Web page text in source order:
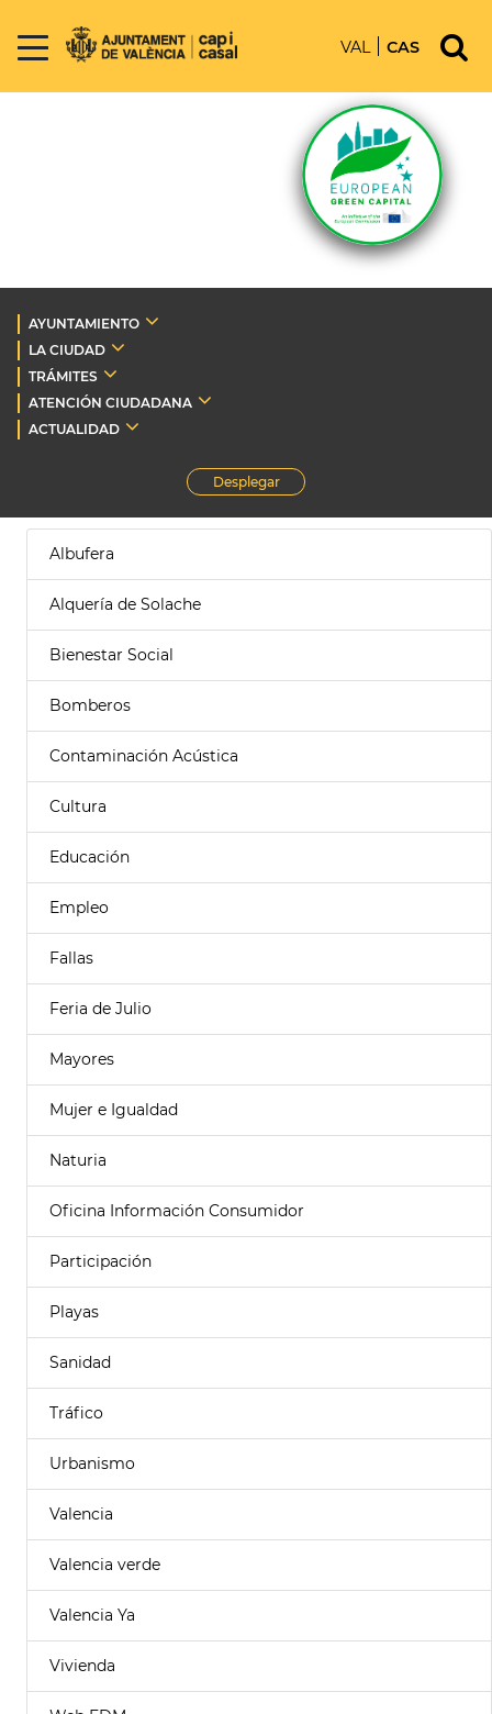
VAL CAS
AYUNTAMIENTO
LA CIUDAD
TRÁMITES
ATENCIÓN CIUDADANA
ACTUALIDAD
Desplegar
Albufera
Alquería de Solache
Bienestar Social
Bomberos
Contaminación Acústica
Cultura
Educación
Empleo
Fallas
Feria de Julio
Mayores
Mujer e Igualdad
Naturia
Oficina Información Consumidor
Participación
Playas
Sanidad
Tráfico
Urbanismo
Valencia
Valencia verde
Valencia Ya
Vivienda